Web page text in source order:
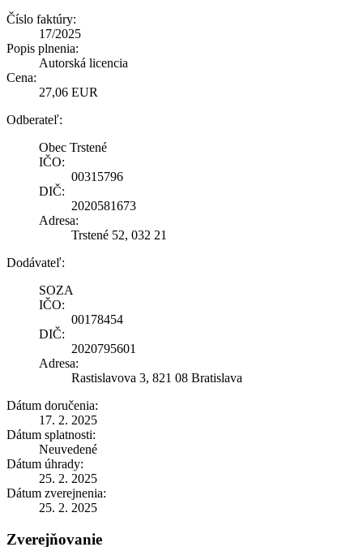
Číslo faktúry:
17/2025
Popis plnenia:
Autorská licencia
Cena:
27,06 EUR
Odberateľ:
Obec Trstené
IČO:
00315796
DIČ:
2020581673
Adresa:
Trstené 52, 032 21
Dodávateľ:
SOZA
IČO:
00178454
DIČ:
2020795601
Adresa:
Rastislavova 3, 821 08 Bratislava
Dátum doručenia:
17. 2. 2025
Dátum splatnosti:
Neuvedené
Dátum úhrady:
25. 2. 2025
Dátum zverejnenia:
25. 2. 2025
Zverejňovanie